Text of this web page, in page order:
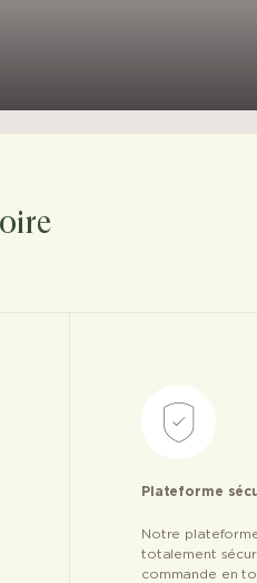
Plateforme
Notre
totalement
commande en